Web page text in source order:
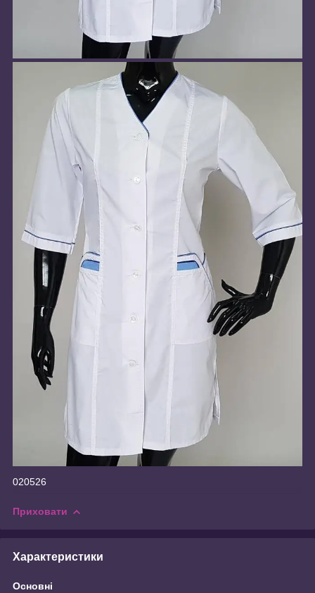
020526
Приховати
Характеристики
Основні